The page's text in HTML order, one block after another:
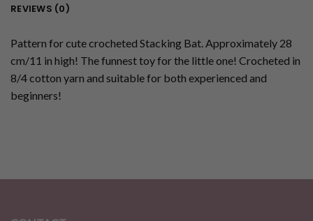
REVIEWS (0)
Pattern for cute crocheted Stacking Bat. Approximately 28
cm/11 in high! The funnest toy for the little one! Crocheted in
8/4 cotton yarn and suitable for both experienced and
beginners!